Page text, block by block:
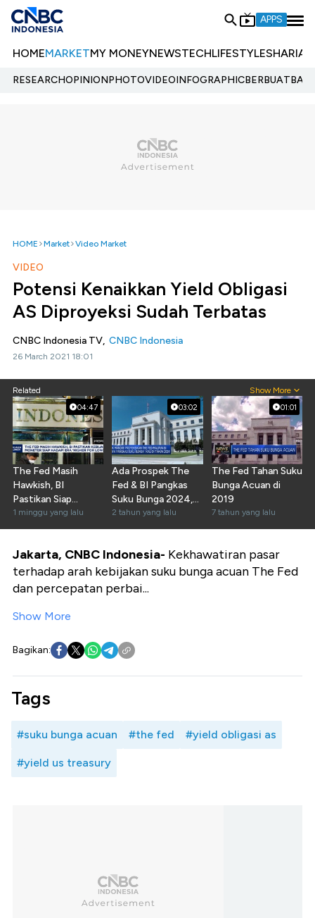
APPS
HOMEMARKETMY MONEYNEWSTECHLIFESTYLESHARIA
RESEARCHOPINIONPHOTOVIDEOINFOGRAPHIC
HOME Market Video Market
VIDEO
Potensi Kenaikkan Yield Obligasi
AS Diproyeksi Sudah Terbatas
CNBC Indonesia TV, CNBC Indonesia
26 March 2021 18:01
Related Show More
04:47
The Fed Masih
Hawkish, BI
Pastikan Siap
Hadapi Era 'Higher
for Longer'
1 minggu yang lalu
03:02
Ada Prospek The
Fed & BI Pangkas
Suku Bunga 2024,
Seberapa Besar?
2 tahun yang lalu
01:01
The Fed Tahan Suku
Bunga Acuan di
2019
7 tahun yang lalu
Jakarta, CNBC Indonesia- Kekhawatiran pasar
terhadap arah kebijakan suku bunga acuan The Fed
dan percepatan perbai...
Show More
Bagikan:
Tags
#suku bunga acuan #the fed #yield obligasi as
#yield us treasury